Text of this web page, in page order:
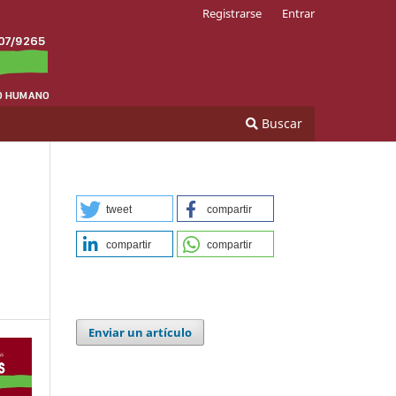
Buscar
Registrarse Entrar
tweet compartir
compartir compartir
Enviar un artículo